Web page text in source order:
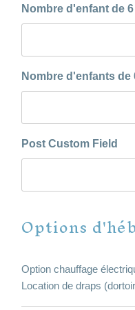
Nombre d'enfant de
Nombre d'enfants de
Post Custom Field
Options
Option chauffage
Location de draps